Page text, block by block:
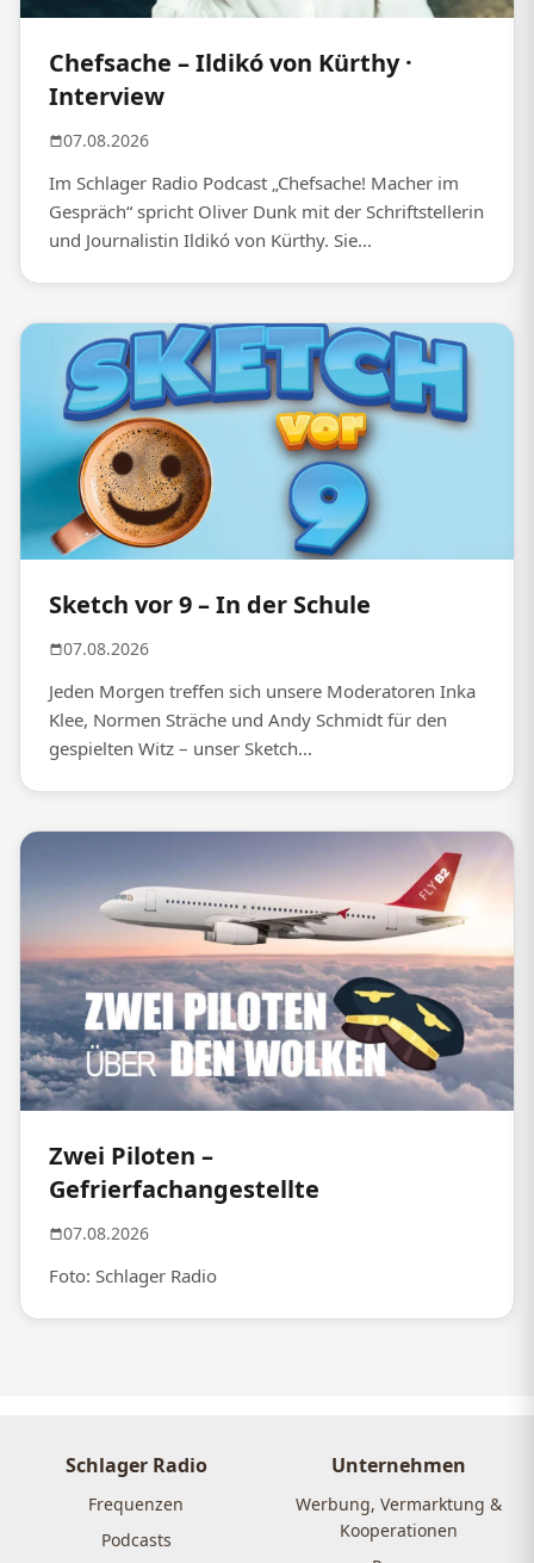
Chefsache – Ildikó von Kürthy ·
Interview
07.08.2026
Im Schlager Radio Podcast „Chefsache! Macher im
Gespräch“ spricht Oliver Dunk mit der Schriftstellerin
und Journalistin Ildikó von Kürthy. Sie...
Sketch vor 9 – In der Schule
07.08.2026
Jeden Morgen treffen sich unsere Moderatoren Inka
Klee, Normen Sträche und Andy Schmidt für den
gespielten Witz – unser Sketch...
Zwei Piloten –
Gefrierfachangestellte
07.08.2026
Foto: Schlager Radio
Schlager Radio
Frequenzen
Podcasts
Unternehmen
Werbung, Vermarktung &
Kooperationen